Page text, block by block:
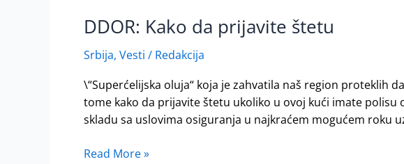
DDOR: Kako da prijavite štetu
Srbija, Vesti / Redakcija
\“Superćelijska oluja“ koja je zahvatila naš region proteklih
tome kako da prijavite štetu ukoliko u ovoj kući imate
skladu sa uslovima osiguranja u najkraćem mogućem roku
DDOR:
da
štetu
Read More »